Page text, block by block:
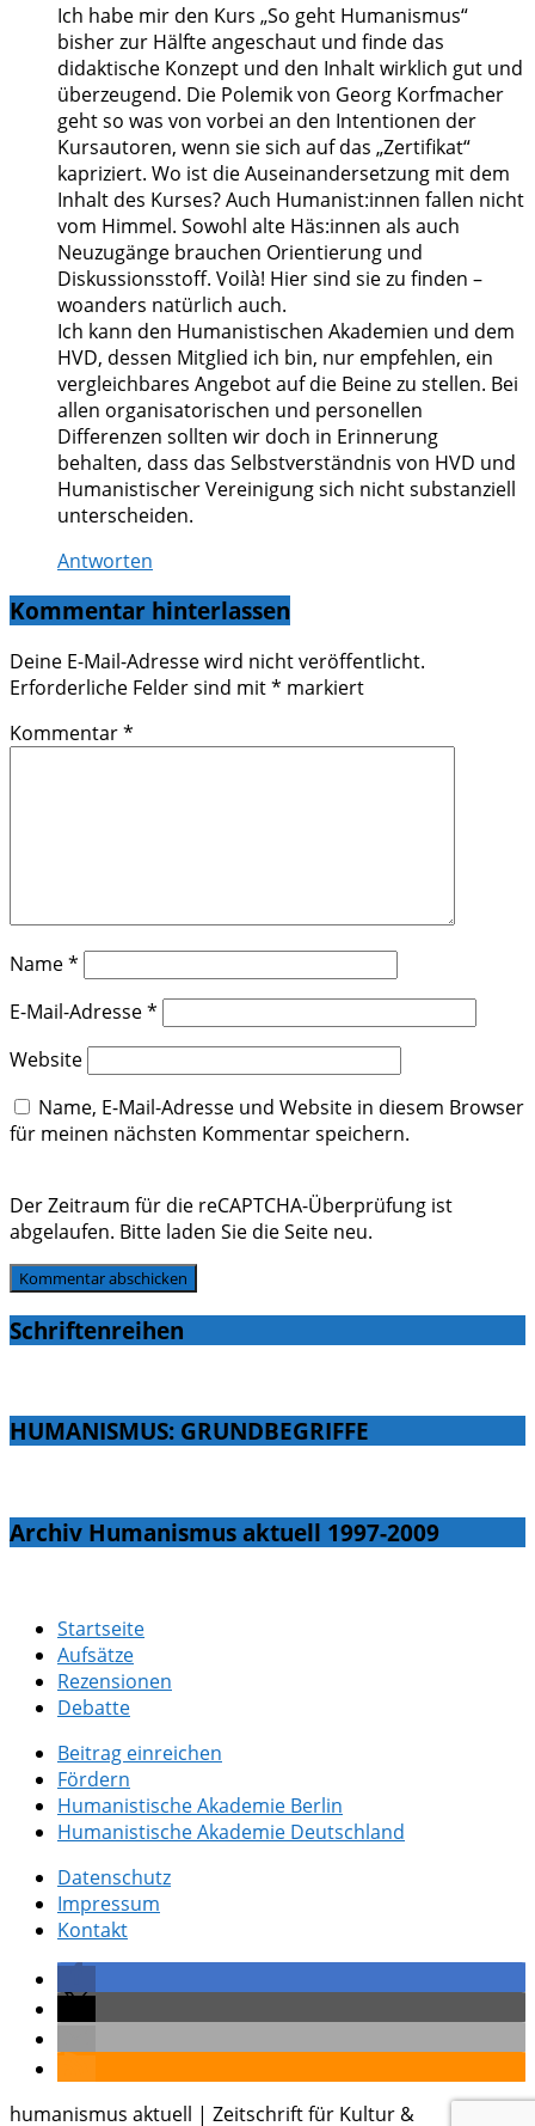
Ich habe mir den Kurs „So geht Humanismus“
bisher zur Hälfte angeschaut und finde das
didaktische Konzept und den Inhalt wirklich gut und
überzeugend. Die Polemik von Georg Korfmacher
geht so was von vorbei an den Intentionen der
Kursautoren, wenn sie sich auf das „Zertifikat“
kapriziert. Wo ist die Auseinandersetzung mit dem
Inhalt des Kurses? Auch Humanist:innen fallen nicht
vom Himmel. Sowohl alte Häs:innen als auch
Neuzugänge brauchen Orientierung und
Diskussionsstoff. Voilà! Hier sind sie zu finden –
woanders natürlich auch.
Ich kann den Humanistischen Akademien und dem
HVD, dessen Mitglied ich bin, nur empfehlen, ein
vergleichbares Angebot auf die Beine zu stellen. Bei
allen organisatorischen und personellen
Differenzen sollten wir doch in Erinnerung
behalten, dass das Selbstverständnis von HVD und
Humanistischer Vereinigung sich nicht substanziell
unterscheiden.
Antworten
Kommentar hinterlassen
Deine E-Mail-Adresse wird nicht veröffentlicht.
Erforderliche Felder sind mit* markiert
Kommentar*
Name*
E-Mail-Adresse*
Website
Name, E-Mail-Adresse und Website in diesem Browser
für meinen nächsten Kommentar speichern.
Der Zeitraum für die reCAPTCHA-Überprüfung ist
abgelaufen. Bitte laden Sie die Seite neu.
Schriftenreihen
HUMANISMUS: GRUNDBEGRIFFE
Archiv Humanismus aktuell 1997-2009
Startseite
Aufsätze
Rezensionen
Debatte
Beitrag einreichen
Fördern
Humanistische Akademie Berlin
Humanistische Akademie Deutschland
Datenschutz
Impressum
Kontakt
humanismus aktuell | Zeitschrift für Kultur &